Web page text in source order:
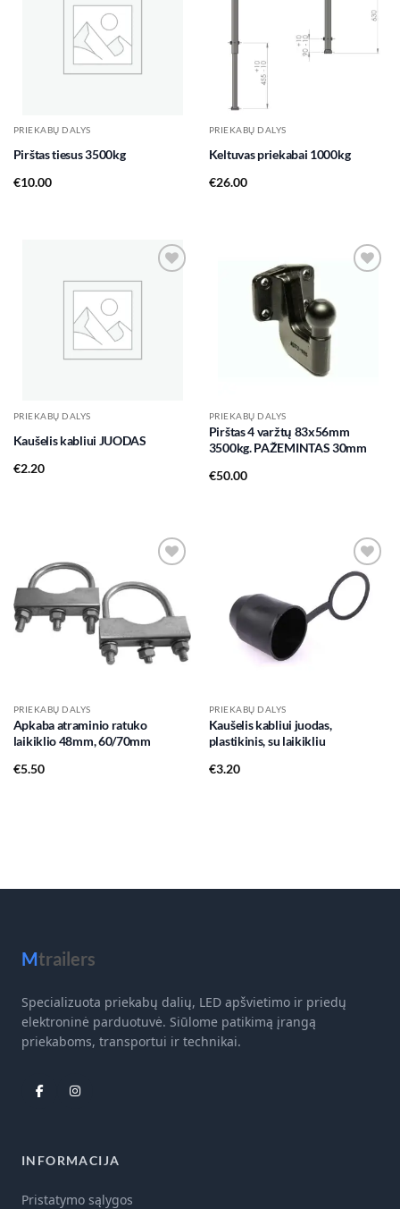
PRIEKABŲ DALYS
Pirštas tiesus 3500kg
€10.00
wishlist
PRIEKABŲ DALYS
Keltuvas priekabai 1000kg
€26.00
PRIEKABŲ DALYS
Kaušelis kabliui JUODAS
€2.20
PRIEKABŲ DALYS
Pirštas 4 varžtų 83x56mm
3500kg. PAŽEMINTAS 30mm
€50.00
wishlist
PRIEKABŲ DALYS
Apkaba atraminio ratuko
laikiklio 48mm, 60/70mm
€5.50
Add to
wishlist
PRIEKABŲ DALYS
Kaušelis kabliui juodas,
plastikinis, su laikikliu
€3.20
Mtrailers
Specializuota priekabų dalių, LED apšvietimo ir priedų
elektroninė parduotuvė. Siūlome patikimą įrangą
priekaboms, transportui ir technikai.
INFORMACIJA
Pristatymo sąlygos